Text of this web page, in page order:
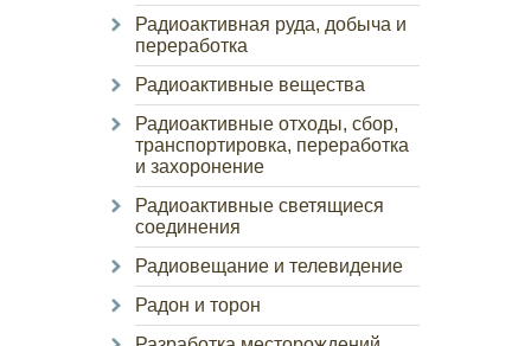
Радиоактивная руда, добыча и
переработка
Радиоактивные вещества
Радиоактивные отходы, сбор,
транспортировка, переработка
и захоронение
Радиоактивные светящиеся
соединения
Радиовещание и телевидение
Радон и торон